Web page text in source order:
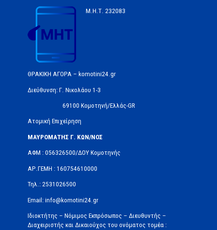
Μ.Η.Τ. 232083
ΘΡΑΚΙΚΗ ΑΓΟΡΑ – komotini24.gr
Διεύθυνση: Γ. Νικολάου 1-3
69100 Κομοτηνή/Ελλάς-GR
Ατομική Επιχείρηση
ΜΑΥΡΟΜΑΤΗΣ Γ. ΚΩΝ/ΝΟΣ
ΑΦΜ : 056326500/ΔOΥ Κομοτηνής
ΑΡ.ΓΕΜΗ : 160754610000
Τηλ.: 2531026500
Email: info@komotini24.gr
Ιδιοκτήτης – Νόμιμος Εκπρόσωπος – Διευθυντής –
Διαχειριστής και Δικαιούχος του ονόματος τομέα :